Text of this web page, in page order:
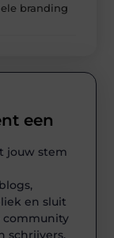
branding
een
jouw stem
en sluit
community
schrijvers.